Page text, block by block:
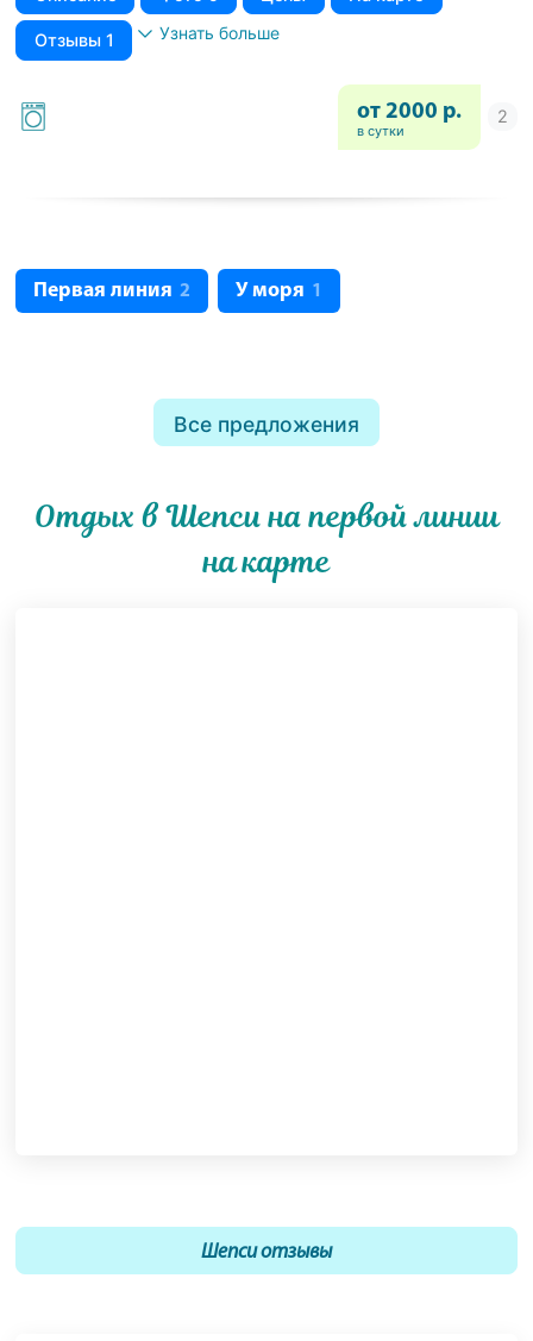
Отзывы 1 Узнать больше
от 2000 р.
в сутки
Первая линия 2 У моря 1
Все предложения
Отдых в Шепси на первой линии
на карте
Шепси отзывы